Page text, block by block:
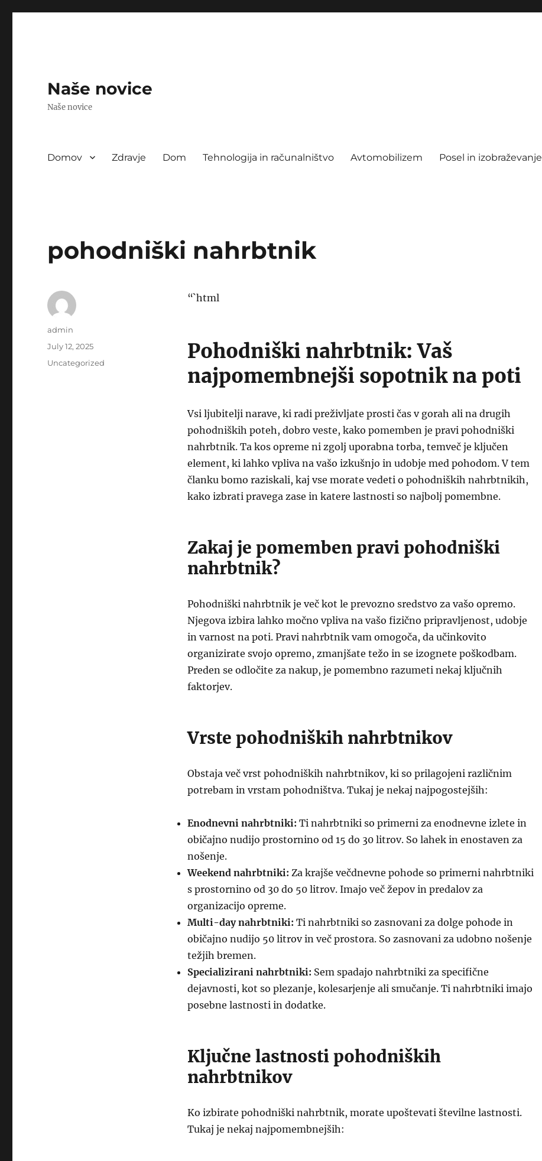
Naše novice
Naše novice
Domov Zdravje Dom Tehnologija in računalništvo Avtomobilizem Posel in izobraževanje
pohodniški nahrbtnik
“`html
Pohodniški nahrbtnik: Vaš
najpomembnejši sopotnik na poti
Vsi ljubitelji narave, ki radi preživljate prosti čas v gorah ali na drugih
pohodniških poteh, dobro veste, kako pomemben je pravi pohodniški
nahrbtnik. Ta kos opreme ni zgolj uporabna torba, temveč je ključen
element, ki lahko vpliva na vašo izkušnjo in udobje med pohodom. V tem
članku bomo raziskali, kaj vse morate vedeti o pohodniških nahrbtnikih,
kako izbrati pravega zase in katere lastnosti so najbolj pomembne.
Zakaj je pomemben pravi pohodniški
nahrbtnik?
Pohodniški nahrbtnik je več kot le prevozno sredstvo za vašo opremo.
Njegova izbira lahko močno vpliva na vašo fizično pripravljenost, udobje
in varnost na poti. Pravi nahrbtnik vam omogoča, da učinkovito
organizirate svojo opremo, zmanjšate težo in se izognete poškodbam.
Preden se odločite za nakup, je pomembno razumeti nekaj ključnih
faktorjev.
Vrste pohodniških nahrbtnikov
Obstaja več vrst pohodniških nahrbtnikov, ki so prilagojeni različnim
potrebam in vrstam pohodništva. Tukaj je nekaj najpogostejših:
Enodnevni nahrbtniki: Ti nahrbtniki so primerni za enodnevne izlete in
običajno nudijo prostornino od 15 do 30 litrov. So lahek in enostaven za
nošenje.
Weekend nahrbtniki: Za krajše večdnevne pohode so primerni nahrbtniki
s prostornino od 30 do 50 litrov. Imajo več žepov in predalov za
organizacijo opreme.
Multi-day nahrbtniki: Ti nahrbtniki so zasnovani za dolge pohode in
običajno nudijo 50 litrov in več prostora. So zasnovani za udobno nošenje
težjih bremen.
Specializirani nahrbtniki: Sem spadajo nahrbtniki za specifične
dejavnosti, kot so plezanje, kolesarjenje ali smučanje. Ti nahrbtniki imajo
posebne lastnosti in dodatke.
Ključne lastnosti pohodniških
nahrbtnikov
Ko izbirate pohodniški nahrbtnik, morate upoštevati številne lastnosti.
Tukaj je nekaj najpomembnejših:
Author
admin
Posted
July 12, 2025
Categories
Uncategorized